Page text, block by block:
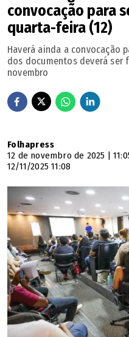
étnico; declaração de
representativa assinada
etnia; além de
comunidades indígenas,
documental, realizada por
quilombolas. O candidato
assinada por três
comunidade, e
reconhecendo a
Erro da bolinha
No ano passado, um dos
o caso dos candidatos
identificação do cartão de
seriam eliminados da
convocação para
quarta-feira (12)
Haverá ainda a convocação
dos documentos deverá ser
novembro
Folhapress
12 de novembro de 2025 |
12/11/2025 11:08